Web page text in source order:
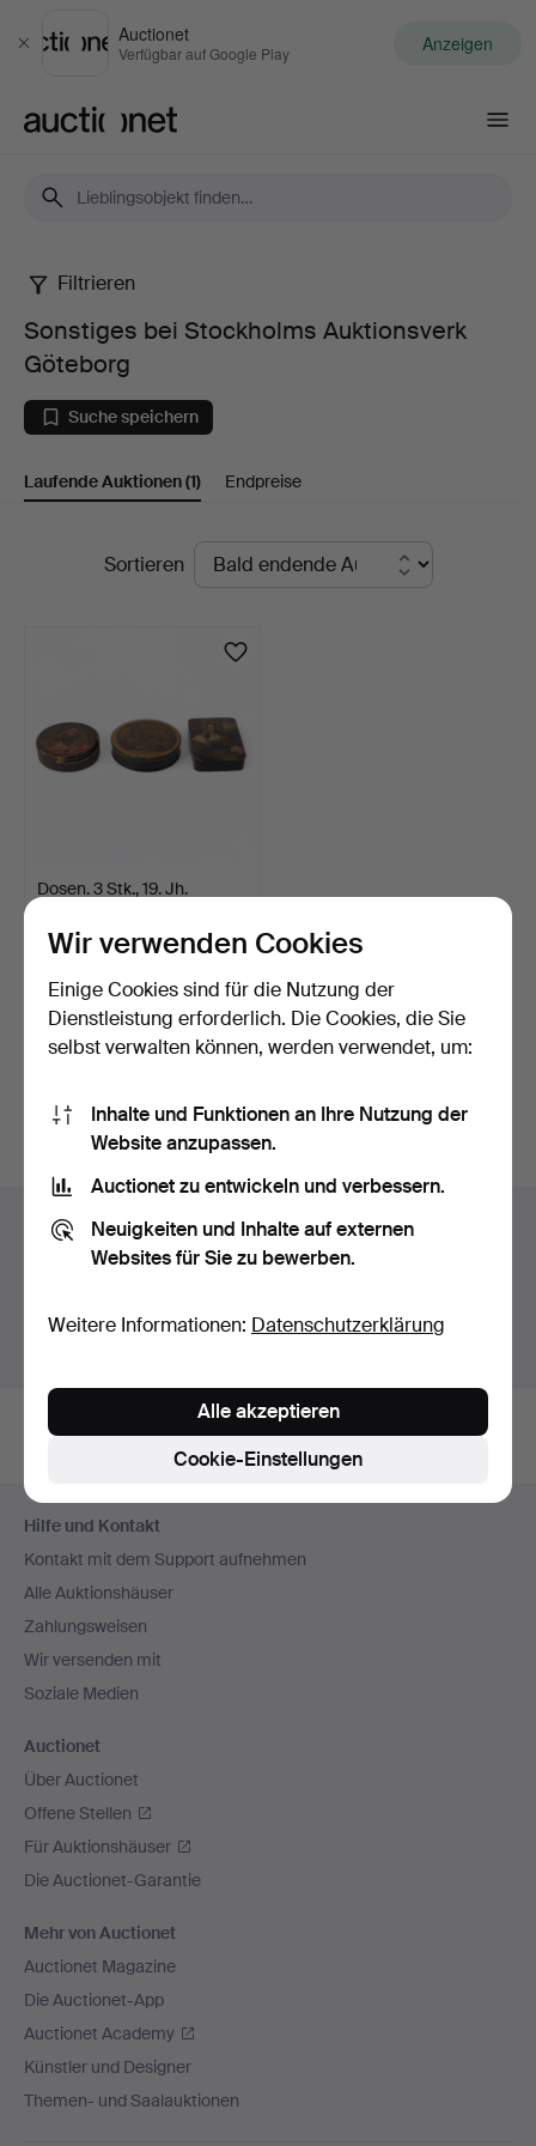
Schließen
Auctionet
Verfügbar auf Google Play Anzeigen
Sonstiges
bei
Stockholms
Auktionsverk
Filtrieren
Sonstiges bei Stockholms Auktionsverk
Göteborg
Suche speichern
Laufende Auktionen(1) Endpreise
LaufendeSortieren
Dosen. 3 Stk., 19. Jh.
11 Tage
106 USD
Suche speichern
Sie können auch in Beendete Auktionen aus unserem
Archiv
suchen.
Objekte in Schweden
Hier sehen sie nur Auktionen in Schweden. Wir haben
Fußzeilen-
Navigation
Hilfe und Kontakt
Kontakt mit dem Support aufnehmen
Alle Auktionshäuser
Zahlungsweisen
Wir versenden mit
Soziale Medien
Auctionet
Über Auctionet
Offene Stellen
Für Auktionshäuser
Die Auctionet-Garantie
Mehr von Auctionet
Auctionet Magazine
Die Auctionet-App
Auctionet Academy
Künstler und Designer
Themen- und Saalauktionen
Wir verwenden Cookies
Einige Cookies sind für die Nutzung der
Dienstleistung erforderlich. Die Cookies, die Sie
selbst verwalten können, werden verwendet, um:
Inhalte und Funktionen an Ihre Nutzung der
Website anzupassen.
Auctionet zu entwickeln und verbessern.
Neuigkeiten und Inhalte auf externen
Websites für Sie zu bewerben.
Weitere Informationen: Datenschutzerklärung
Cookie-Einstellungen
Alle akzeptieren